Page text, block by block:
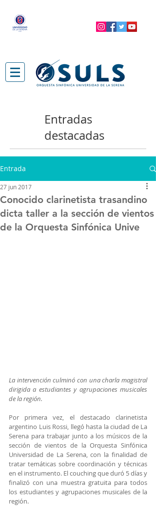
Entradas
destacadas
Entrada
Conocido clarinetista trasandino
dicta taller a la sección de vientos
de la Orquesta Sinfónica Unive
27 jun 2017
La intervención culminó con una charla magistral
dirigida a estudiantes y agrupaciones musicales
de la región.
Por primera vez, el destacado clarinetista
argentino Luis Rossi, llegó hasta la ciudad de La
Serena para trabajar junto a los músicos de la
sección de vientos de la Orquesta Sinfónica
Universidad de La Serena, con la finalidad de
tratar temáticas sobre coordinación y técnicas
en el instrumento. El couching que duró 5 días y
finalizó con una muestra gratuita para todos
los estudiantes y agrupaciones musicales de la
región.